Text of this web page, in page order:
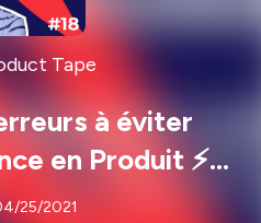
Tape
à éviter
en Produit ⚡️-
de ManoMano
25/2021